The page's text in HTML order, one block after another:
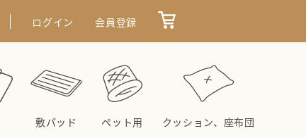
ログイン 会員登録
敷パッド ペット用 クッション、座布団